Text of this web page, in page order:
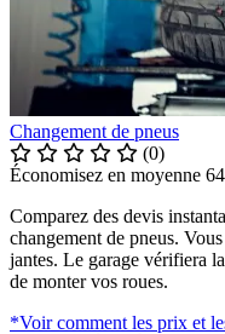
Changement de pneus
(0)
Économisez en moyenne
Comparez des devis
changement de pneus.
jantes. Le garage vérifiera
de monter vos roues.
*Voir comment les prix et